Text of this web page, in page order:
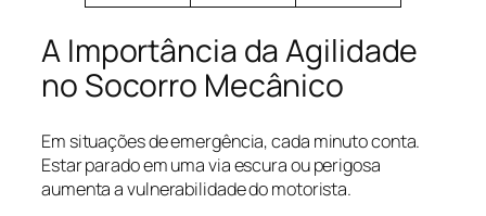
A Importância da Agilidade
no Socorro Mecânico
Em situações de emergência, cada minuto conta.
Estar parado em uma via escura ou perigosa
aumenta a vulnerabilidade do motorista.